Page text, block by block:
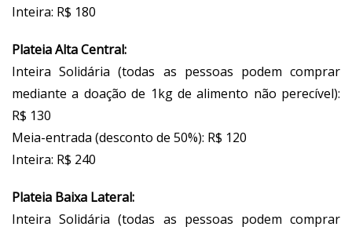
Inteira: R$ 180
Plateia Alta Central:
Inteira Solidária (todas as pessoas podem comprar
mediante a doação de 1kg de alimento não perecível):
R$ 130
Meia-entrada (desconto de 50%): R$ 120
Inteira: R$ 240
Plateia Baixa Lateral:
Inteira Solidária (todas as pessoas podem comprar